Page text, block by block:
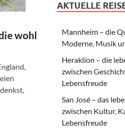
wohl
AKTUELLE
Mannheim – die
Moderne, Musik
Heraklion – die
zwischen
Lebensfreude
San José – das
zwischen Kultur,
Lebensfreude